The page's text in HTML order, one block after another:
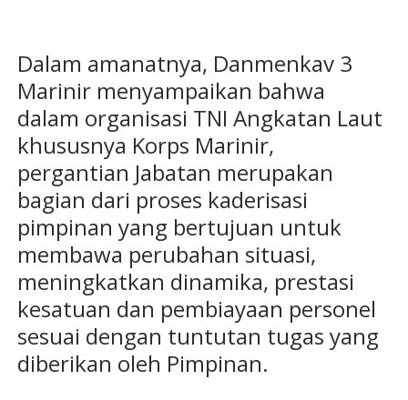
Dalam amanatnya, Danmenkav 3
Marinir menyampaikan bahwa
dalam organisasi TNI Angkatan Laut
khususnya Korps Marinir,
pergantian Jabatan merupakan
bagian dari proses kaderisasi
pimpinan yang bertujuan untuk
membawa perubahan situasi,
meningkatkan dinamika, prestasi
kesatuan dan pembiayaan personel
sesuai dengan tuntutan tugas yang
diberikan oleh Pimpinan.